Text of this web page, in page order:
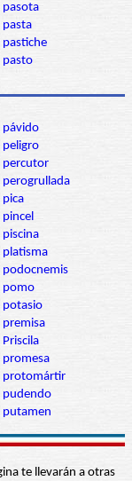
pasota
pasta
pastiche
pasto
pávido
peligro
percutor
perogrullada
pica
pincel
piscina
platisma
podocnemis
pomo
potasio
premisa
Priscila
promesa
protomártir
pudendo
putamen
te llevarán a otras